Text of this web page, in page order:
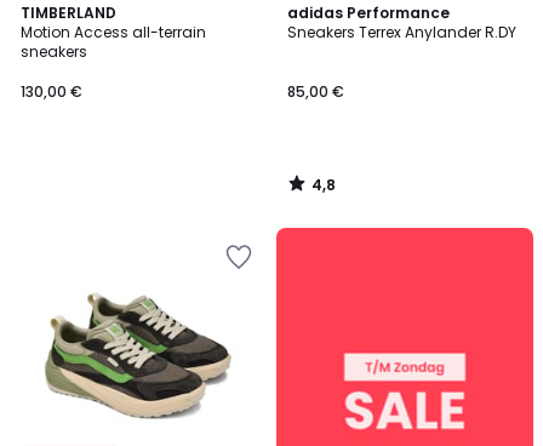
TIMBERLAND
Motion Access all-terrain
sneakers
130,00 €
adidas Performance
Sneakers Terrex Anylander R.DY
85,00 €
4,8
/ 5
4,8
/
SALE
artikelen*